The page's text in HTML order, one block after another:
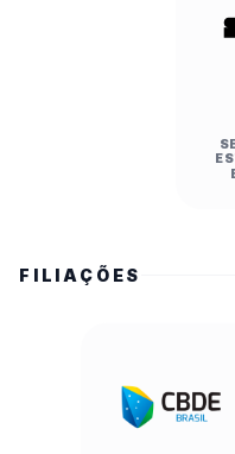
FILIAÇÕES